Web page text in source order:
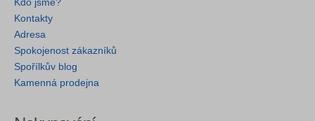
Kdo jsme?
Kontakty
Adresa
Spokojenost zákazníků
Spořílkův blog
Kamenná prodejna